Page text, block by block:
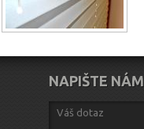
NAPIŠTE NÁM